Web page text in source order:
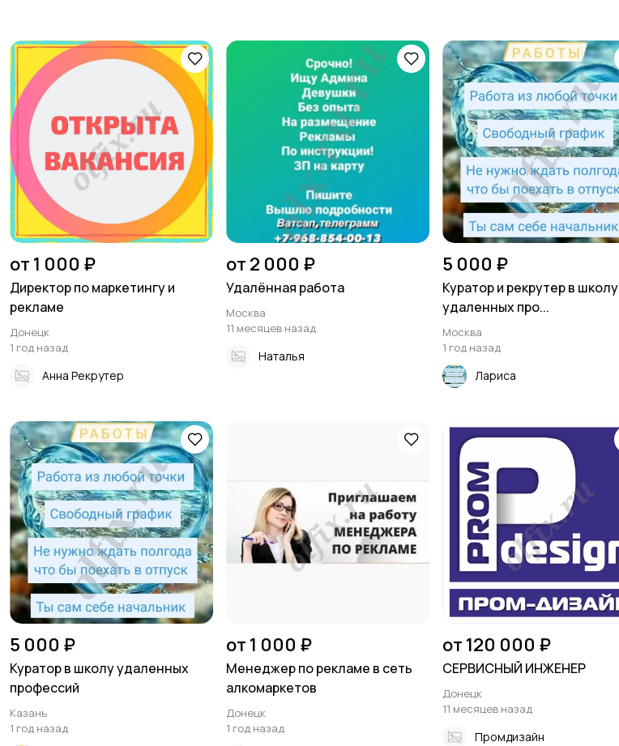
от 1 000 ₽
Директор по маркетингу и
рекламе
Донецк
1 год назад
Анна Рекрутер
от 2 000 ₽
Удалённая работа
Москва
11 месяцев назад
Наталья
5 000 ₽
Куратор и рекрутер в школу
удаленных про...
Москва
1 год назад
Лариса
5 000 ₽
Куратор в школу удаленных
профессий
Казань
1 год назад
от 1 000 ₽
Менеджер по рекламе в сеть
алкомаркетов
Донецк
1 год назад
от 120 000 ₽
СЕРВИСНЫЙ ИНЖЕНЕР
Донецк
11 месяцев назад
Промдизайн